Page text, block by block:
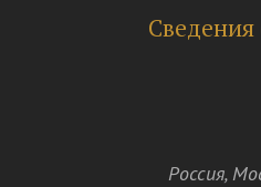
Сведения
Россия,